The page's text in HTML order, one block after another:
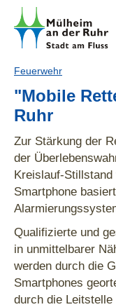
Feuerwehr
"Mobile
Ruhr
Zur Stärkung der
der
Kreislauf-
Smartphone
Qualifizierte und
in unmittelbarer
werden durch die
Smartphones
durch die Leitstelle